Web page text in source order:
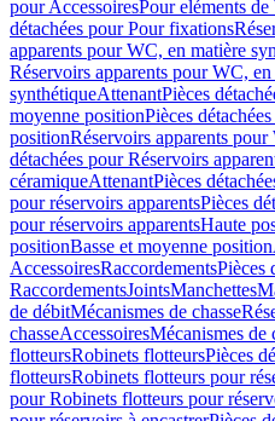
pour AccessoiresPour eléments de
détachées pour Pour fixations
apparents pour WC, en matière
Réservoirs apparents pour WC, en
synthétiqueAttenantPièces
moyenne positionPièces
positionRéservoirs apparents
détachées pour Réservoirs
céramiqueAttenantPièces
pour réservoirs apparentsPièces
pour réservoirs apparentsHaute
positionBasse et moyenne position
AccessoiresRaccordementsPièces
RaccordementsJointsManchettes
de débitMécanismes de chasse
chasseAccessoiresMécanismes de
flotteursRobinets flotteursPièces
flotteursRobinets flotteurs pour
pour Robinets flotteurs pour